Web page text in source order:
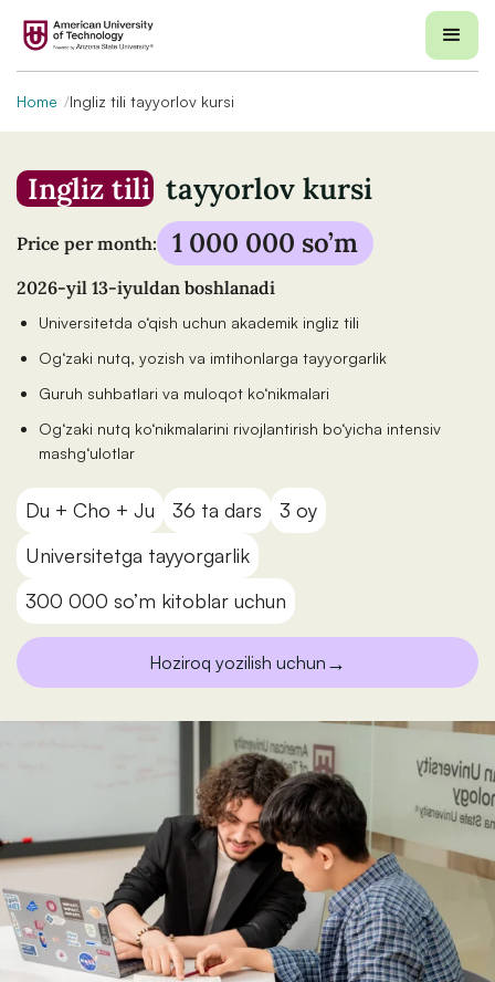
Home Ingliz tili tayyorlov kursi
Ingliz tili tayyorlov kursi
Price per month: 1 000 000 so’m
2026-yil 13-iyuldan boshlanadi
Universitetda o‘qish uchun akademik ingliz tili
Og‘zaki nutq, yozish va imtihonlarga tayyorgarlik
Guruh suhbatlari va muloqot ko‘nikmalari
Og‘zaki nutq ko‘nikmalarini rivojlantirish bo‘yicha intensiv
mashg‘ulotlar
Du + Cho + Ju 36 ta dars
3 oy
Universitetga tayyorgarlik
300 000 so’m kitoblar uchun
Hoziroq yozilish uchun →